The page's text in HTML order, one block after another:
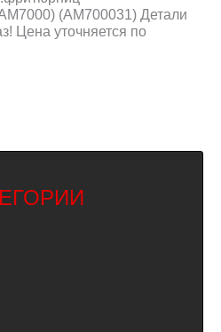
(AM700031) Детали
Цена уточняется по